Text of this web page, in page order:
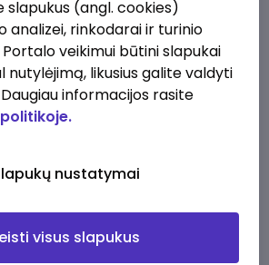
pasiūlymai jus domina?
slapukus (angl. cookies)
analizei, rinkodarai ir turinio
veikimui būtini slapukai
nutylėjimą, likusius galite valdyti
informacijos rasite
nustatymai
visus slapukus